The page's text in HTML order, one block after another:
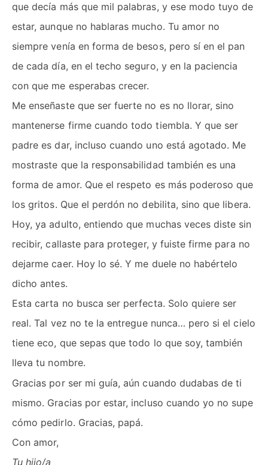
que decía más que mil palabras, y ese modo tuyo de
estar, aunque no hablaras mucho. Tu amor no
siempre venía en forma de besos, pero sí en el pan
de cada día, en el techo seguro, y en la paciencia
con que me esperabas crecer.
Me enseñaste que ser fuerte no es no llorar, sino
mantenerse firme cuando todo tiembla. Y que ser
padre es dar, incluso cuando uno está agotado. Me
mostraste que la responsabilidad también es una
forma de amor. Que el respeto es más poderoso que
los gritos. Que el perdón no debilita, sino que libera.
Hoy, ya adulto, entiendo que muchas veces diste sin
recibir, callaste para proteger, y fuiste firme para no
dejarme caer. Hoy lo sé. Y me duele no habértelo
dicho antes.
Esta carta no busca ser perfecta. Solo quiere ser
real. Tal vez no te la entregue nunca… pero si el cielo
tiene eco, que sepas que todo lo que soy, también
lleva tu nombre.
Gracias por ser mi guía, aún cuando dudabas de ti
mismo. Gracias por estar, incluso cuando yo no supe
cómo pedirlo. Gracias, papá.
Con amor,
Tu hijo/a